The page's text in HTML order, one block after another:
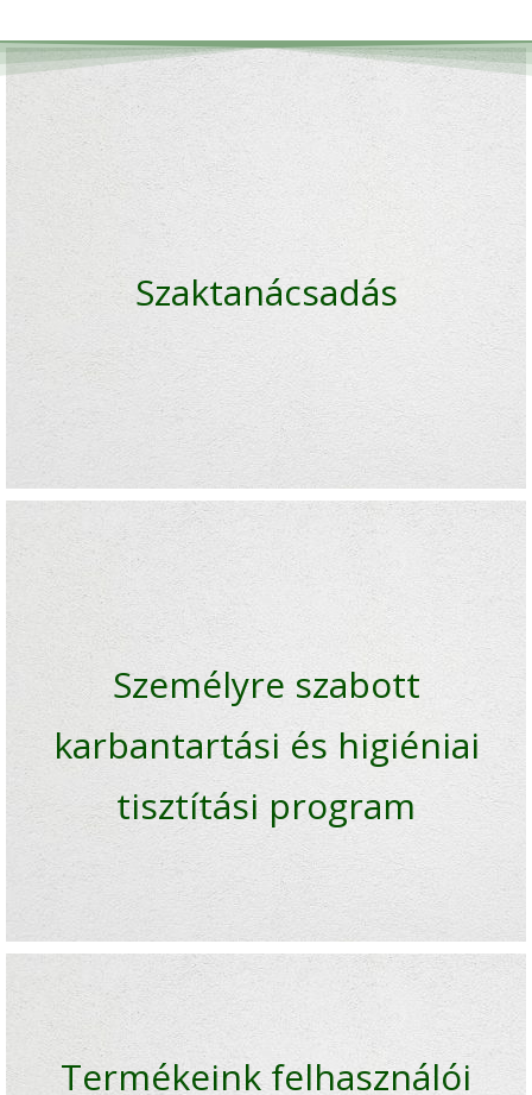
Szaktanácsadás
Személyre szabott
karbantartási és higiéniai
tisztítási program
Termékeink felhasználói